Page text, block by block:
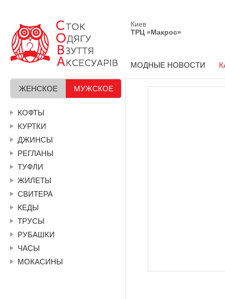
Киев
ТРЦ «Макрос»
МОДНЫЕ НОВОСТИ
ЖЕНСКОЕ МУЖСКОЕ
КОФТЫ
КУРТКИ
ДЖИНСЫ
РЕГЛАНЫ
ТУФЛИ
ЖИЛЕТЫ
СВИТЕРА
КЕДЫ
ТРУСЫ
РУБАШКИ
ЧАСЫ
МОКАСИНЫ